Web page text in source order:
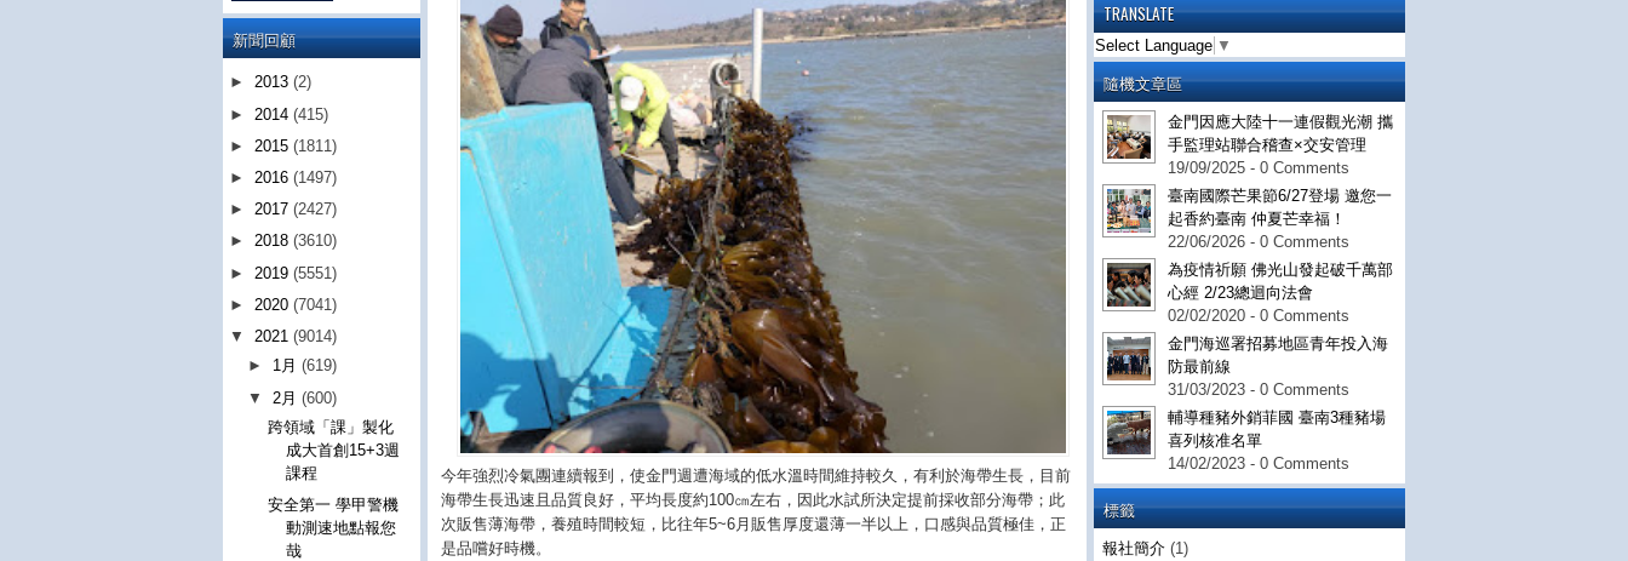
TRANSLATE
Select Language ▼
隨機文章區
金門因應大陸十一連假觀光潮 攜
手監理站聯合稽查×交安管理
19/09/2025 - 0 Comments
臺南國際芒果節6/27登場 邀您一
起香約臺南 仲夏芒幸福！
22/06/2026 - 0 Comments
為疫情祈願 佛光山發起破千萬部
心經 2/23總迴向法會
02/02/2020 - 0 Comments
金門海巡署招募地區青年投入海
防最前線
31/03/2023 - 0 Comments
輔導種豬外銷菲國 臺南3種豬場
喜列核准名單
14/02/2023 - 0 Comments
標籤
報社簡介 (1)
今年強烈冷氣團連續報到，使金門週遭海域的低水溫時間維持較久，有利於海帶生長，目前
海帶生長迅速且品質良好，平均長度約100㎝左右，因此水試所決定提前採收部分海帶；此
次販售薄海帶，養殖時間較短，比往年5~6月販售厚度還薄一半以上，口感與品質極佳，正
是品嚐好時機。
新聞回顧
► 2013 (2)
► 2014 (415)
► 2015 (1811)
► 2016 (1497)
► 2017 (2427)
► 2018 (3610)
► 2019 (5551)
► 2020 (7041)
▼ 2021 (9014)
► 1月(619)
▼ 2月(600)
跨領域「課」製化
成大首創15+3週
課程
安全第一 學甲警機
動測速地點報您
哉